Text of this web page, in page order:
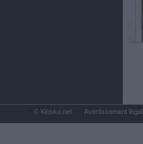
© Kiosko.net Avertissement légal